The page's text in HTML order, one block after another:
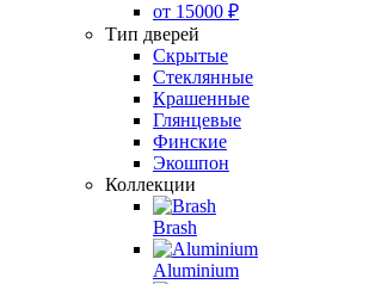
от 15000 ₽
Тип дверей
Скрытые
Стеклянные
Крашенные
Глянцевые
Финские
Экошпон
Коллекции
Brash
Aluminium